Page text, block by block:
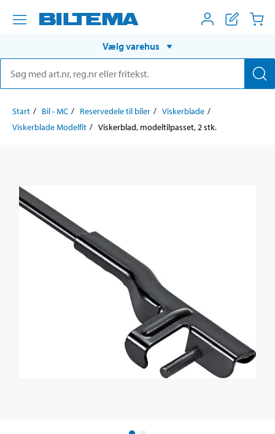
Vælg varehus
Start Bil - MC Reservedele til biler
Viskerblade
Viskerblade Modelfit
Viskerblad, modeltilpasset, 2 stk.